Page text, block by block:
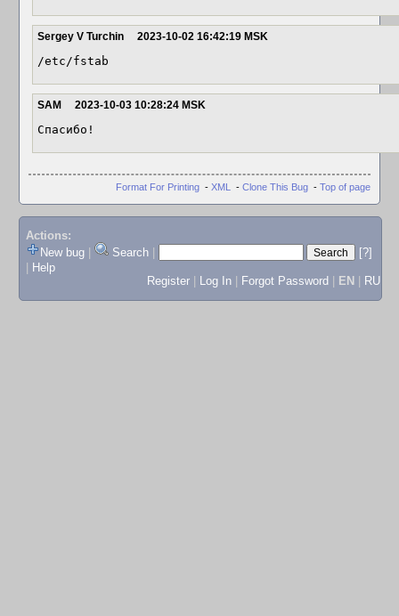
Sergey V Turchin 2023-10-02 16:42:19 MSK
/etc/fstab
SAM 2023-10-03 10:28:24 MSK
Спасибо!
Format For Printing - XML - Clone This Bug - Top of page
Actions:
New bug
Search
[?]
Help
Register
Log In Forgot Password EN RU